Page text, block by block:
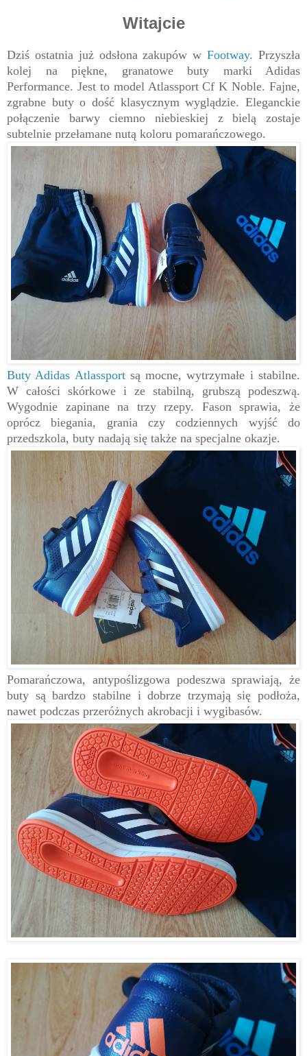
Witajcie
Dziś ostatnia już odsłona zakupów wFootway. Przyszła
kolej na piękne, granatowe buty marki Adidas
Performance. Jest to model Atlassport Cf K Noble. Fajne,
zgrabne buty o dość klasycznym wyglądzie. Eleganckie
połączenie barwy ciemno niebieskiej z bielą zostaje
subtelnie przełamane nutą koloru pomarańczowego.
Buty Adidas Atlassportsą mocne, wytrzymałe i stabilne.
W całości skórkowe i ze stabilną, grubszą podeszwą.
Wygodnie zapinane na trzy rzepy. Fason sprawia, że
oprócz biegania, grania czy codziennych wyjść do
przedszkola, buty nadają się także na specjalne okazje.
Pomarańczowa, antypoślizgowa podeszwa sprawiają, że
buty są bardzo stabilne i dobrze trzymają się podłoża,
nawet podczas przeróżnych akrobacji i wygibasów.